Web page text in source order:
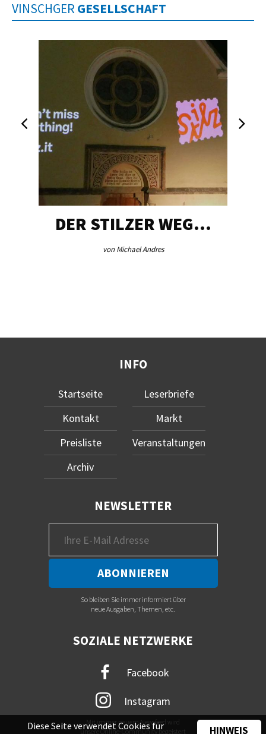
VINSCHGER GESELLSCHAFT
DER STILZER WEG…
von Michael Andres
INFO
Startseite
Kontakt
Preisliste
Archiv
Leserbriefe
Markt
Veranstaltungen
NEWSLETTER
So bleiben Sie immer informiert über
neue Ausgaben, Themen, etc.
SOZIALE NETZWERKE
Facebook
Instagram
Mit immer neuem Newsfeed wird
unsere Online-Community begeistert
Diese Seite verwendet Cookies für
HINWEIS